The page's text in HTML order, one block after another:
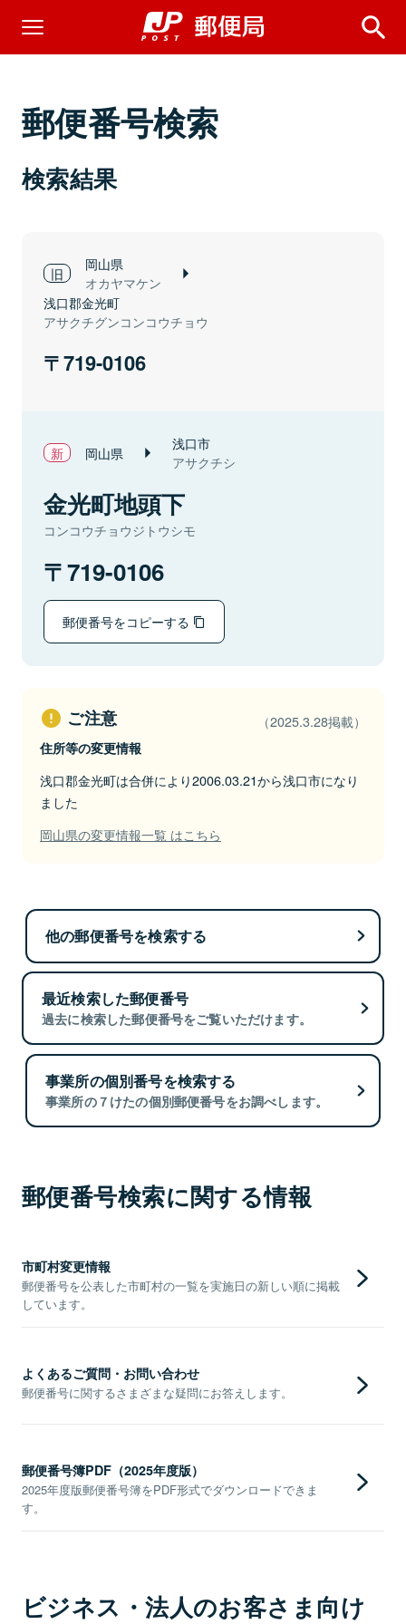
郵便番号検索
検索結果
岡山県
オカヤマケン
浅口郡金光町
アサクチグンコンコウチョウ
719-0106
岡山県 浅口市
アサクチシ
金光町地頭下
コンコウチョウジトウシモ
719-0106
郵便番号をコピーする
ご注意 （2025.3.28掲載）
住所等の変更情報
浅口郡金光町は合併により2006.03.21から浅口市になり
ました
岡山県の変更情報一覧 はこちら
他の郵便番号を検索する
最近検索した郵便番号
過去に検索した郵便番号をご覧いただけます。
事業所の個別番号を検索する
事業所の７けたの個別郵便番号をお調べします。
郵便番号検索に関する情報
市町村変更情報
郵便番号を公表した市町村の一覧を実施日の新しい順に掲載
しています。
よくあるご質問・お問い合わせ
郵便番号に関するさまざまな疑問にお答えします。
郵便番号簿PDF（2025年度版）
2025年度版郵便番号簿をPDF形式でダウンロードできま
す。
ビジネス・法人のお客さま向け